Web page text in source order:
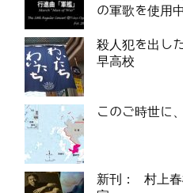
の軍歌を使用中
殺人犯を出し
早高校
このご時世に
新刊： 村上